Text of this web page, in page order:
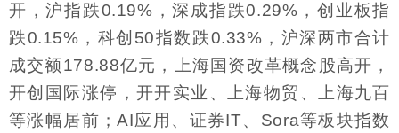
开，沪指跌0.19%，深成指跌0.29%，创业板指
跌0.15%，科创50指数跌0.33%，沪深两市合计
成交额178.88亿元，上海国资改革概念股高开，
开创国际涨停，开开实业、上海物贸、上海九百
等涨幅居前；AI应用、证券IT、Sora等板块指数